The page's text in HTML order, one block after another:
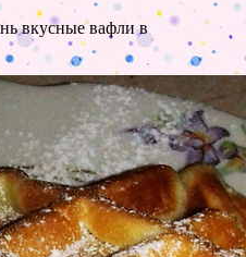
вкусные вафли в